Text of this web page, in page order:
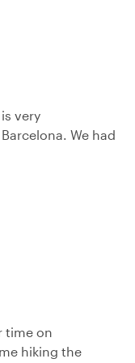
very
We had
time on
hiking the